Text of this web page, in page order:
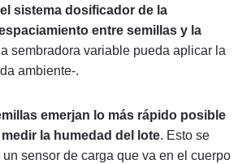
sistema dosificador de la
entre semillas y la
sembradora variable pueda aplicar la
ambiente-.
emerjan lo más rápido posible
la humedad del lote. Esto se
sensor de carga que va en el cuerpo